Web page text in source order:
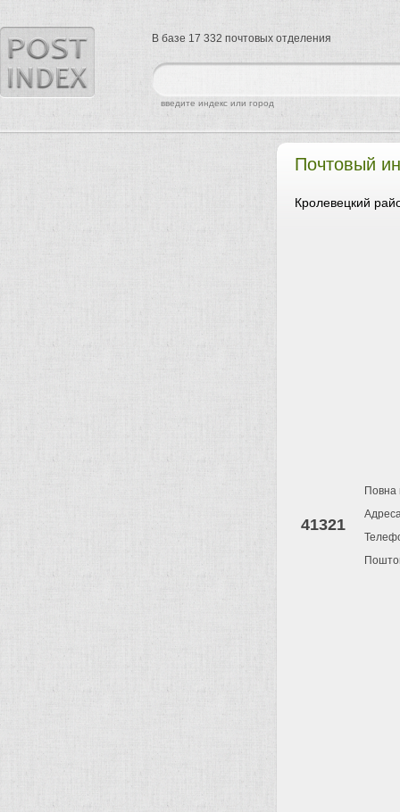
Почтовый
Кролевецкий
41321
Повна
найти
введите индекс или город
В базе 17 332 почтовых отделения